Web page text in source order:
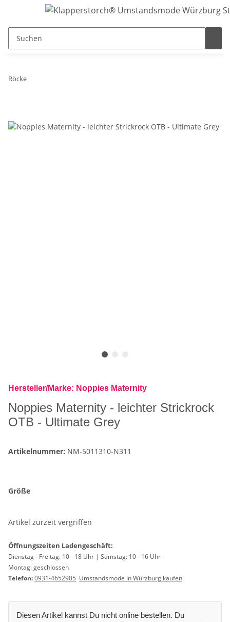
Röcke
Hersteller/Marke: Noppies Maternity
Noppies Maternity - leichter Strickrock
OTB - Ultimate Grey
Artikelnummer: NM-5011310-N311
Größe
Artikel zurzeit vergriffen
Öffnungszeiten Ladengeschäft:
Dienstag - Freitag: 10 - 18 Uhr | Samstag: 10 - 16 Uhr
Montag: geschlossen
Telefon:0931-4652905 Umstandsmode in Würzburg kaufen
Diesen Artikel kannst Du nicht online bestellen. Du